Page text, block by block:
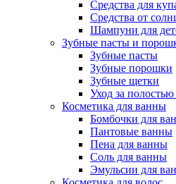
Средства для
Средства от
Шампуни для
Зубные пасты и
Зубные пасты
Зубные порошки
Зубные щетки
Уход за полостью
Косметика для ванны
Бомбочки для
Пантовые ванны
Пена для ванны
Соль для ванны
Эмульсии для